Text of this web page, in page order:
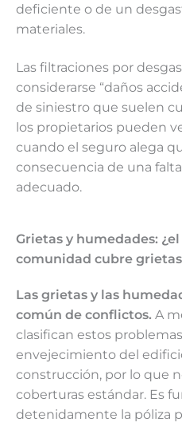
deficiente o de un
materiales.
Las filtraciones por
considerarse “daños
de siniestro que suelen
los propietarios pueden
cuando el seguro alega
consecuencia de una
adecuado.
Grietas y humedades:
comunidad cubre
Las grietas y las
común de conflictos. A
clasifican estos
envejecimiento del
construcción, por lo que
coberturas estándar. Es
detenidamente la póliza